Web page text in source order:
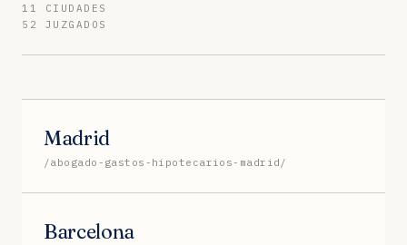
11 CIUDADES
52 JUZGADOS
Madrid
/abogado-gastos-hipotecarios-madrid/
Barcelona